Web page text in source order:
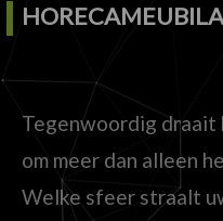
Tegenwoordig draait
om meer dan alleen
Welke sfeer straalt